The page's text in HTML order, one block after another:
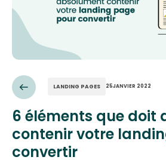
LANDING PAGES 25JANVIER 2022
6 éléments que doit
contenir votre
convertir